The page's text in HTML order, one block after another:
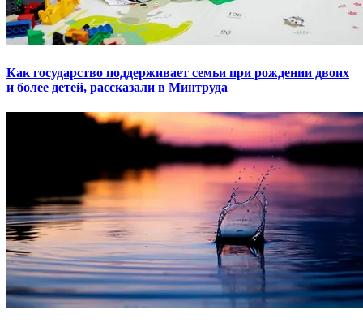
Как государство поддерживает семьи при рождении двоих
и более детей, рассказали в Минтруда